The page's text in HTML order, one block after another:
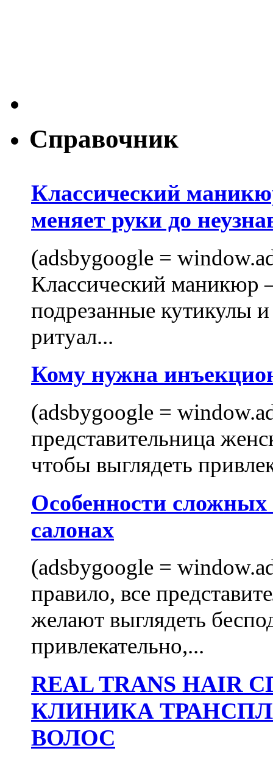
Справочник
Классический
меняет руки до
(adsbygoogle =
Классический маникюр
подрезанные кутикулы
ритуал...
Кому нужна
(adsbygoogle =
представительница
чтобы выглядеть
Особенности
салонах
(adsbygoogle =
правило, все
желают выглядеть
привлекательно,...
REAL TRANS
КЛИНИКА
ВОЛОС